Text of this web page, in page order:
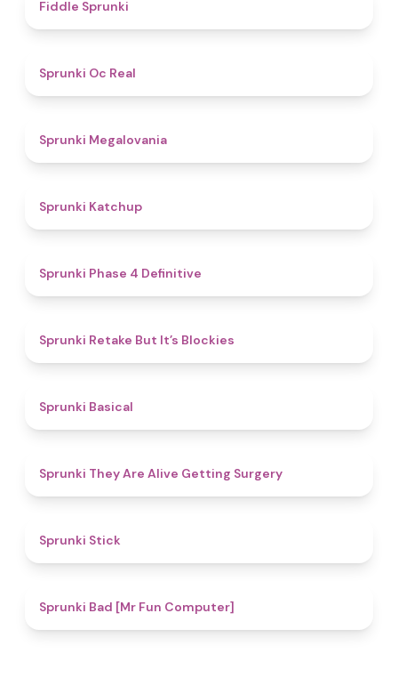
Fiddle Sprunki
Sprunki Oc Real
Sprunki Megalovania
Sprunki Katchup
Sprunki Phase 4 Definitive
Sprunki Retake But It’s Blockies
Sprunki Basical
Sprunki They Are Alive Getting Surgery
Sprunki Stick
Sprunki Bad [Mr Fun Computer]